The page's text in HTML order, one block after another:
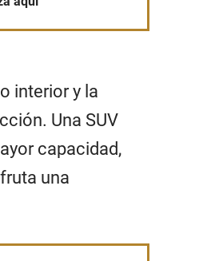
interior y la
Una SUV
capacidad,
una